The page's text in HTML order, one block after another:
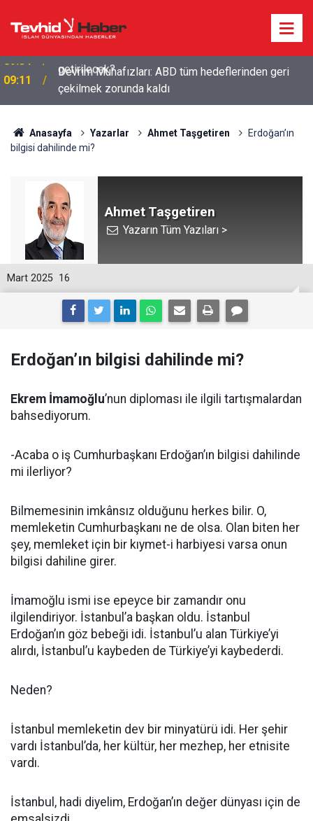
09:11
Devrim Muhafızları: ABD tüm hedeflerinden geri
çekilmek zorunda kaldı
Anasayfa Yazarlar Ahmet Taşgetiren
Erdoğan’ın
bilgisi dahilinde mi?
Ahmet Taşgetiren
Yazarın Tüm Yazıları >
16
Mart 2025
Erdoğan’ın bilgisi dahilinde mi?
Ekrem İmamoğlu’nun diploması ile ilgili tartışmalardan
bahsediyorum.
-Acaba o iş Cumhurbaşkanı Erdoğan’ın bilgisi dahilinde
mi ilerliyor?
Bilmemesinin imkânsız olduğunu herkes bilir. O,
memleketin Cumhurbaşkanı ne de olsa. Olan biten her
şey, memleket için bir kıymet-i harbiyesi varsa onun
bilgisi dahiline girer.
İmamoğlu ismi ise epeyce bir zamandır onu
ilgilendiriyor. İstanbul’a başkan oldu. İstanbul
Erdoğan’ın göz bebeği idi. İstanbul’u alan Türkiye’yi
alırdı, İstanbul’u kaybeden de Türkiye’yi kaybederdi.
Neden?
İstanbul memleketin dev bir minyatürü idi. Her şehir
vardı İstanbul’da, her kültür, her mezhep, her etnisite
vardı.
İstanbul, hadi diyelim, Erdoğan’ın değer dünyası için de